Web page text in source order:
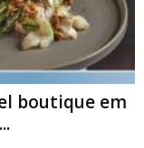
boutique em